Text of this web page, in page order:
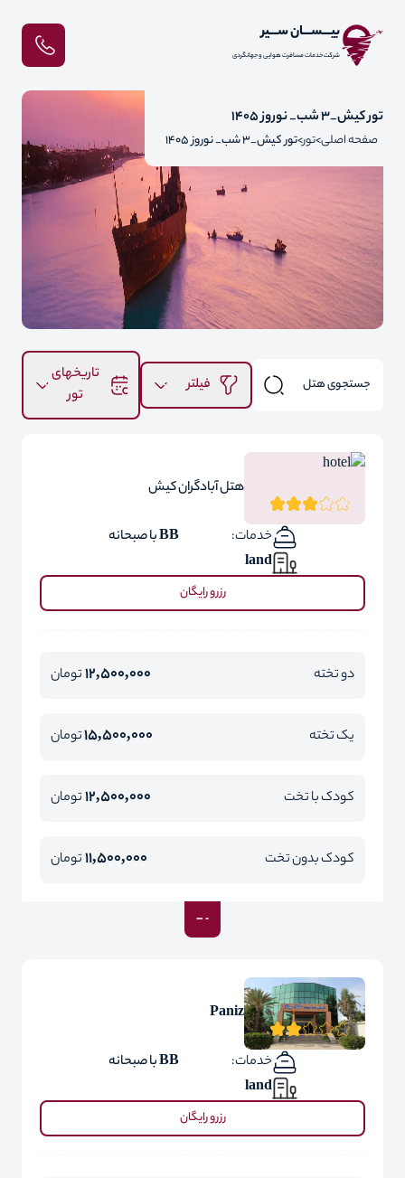
بیـــســـان ســـیر
شرکت خدمات مسافرت هوایی و جهانگردی
تور کیش_3 شب_ نوروز 1405
صفحه اصلی تور تور کیش_3 شب_ نوروز 1405
فیلتر
تاریخهای
تور
هتل آبادگران کیش
خدمات:
BB با صبحانه
land
رزرو رایگان
دو تخته 12,500,000تومان
یک تخته 15,500,000تومان
کودک با تخت 12,500,000تومان
کودک بدون تخت 11,500,000تومان
Paniz
خدمات:
BB با صبحانه
land
رزرو رایگان